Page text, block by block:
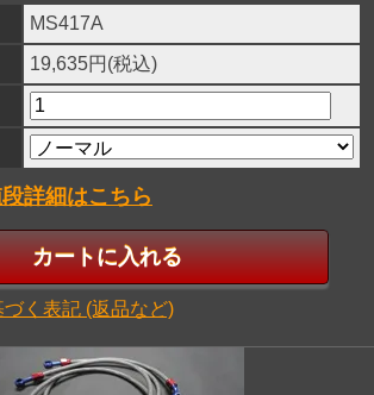
MS417A
19,635円(税込)
詳細はこちら
く表記 (返品など)